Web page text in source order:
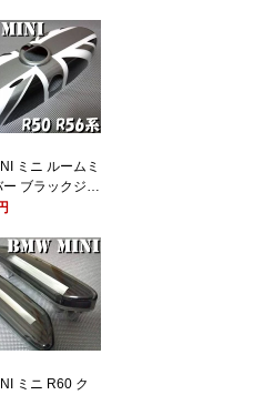
ーバー 10P05N
】
ミニ ルームミ
ブラックジャ
R55 R56 R60
ク ミニクーパー
ーバー 10P05N
】
ミニ R60 ク